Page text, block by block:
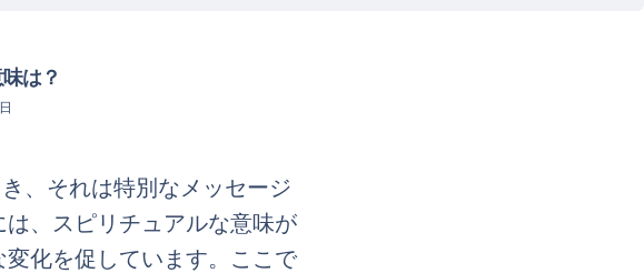
は？
、それは特別なメッセージ
、スピリチュアルな意味が
化を促しています。ここで